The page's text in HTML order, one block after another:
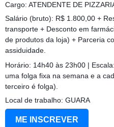
Cargo: ATENDENTE DE
Salário (bruto): R$ 1.800,00 +
transporte + Desconto em
de produtos da loja) + Parceria
assiduidade.
Horário: 14h40 às 23h00 |
uma folga fixa na semana e a
terceiro é folga).
Local de trabalho: GUARA
ME INSCREVER